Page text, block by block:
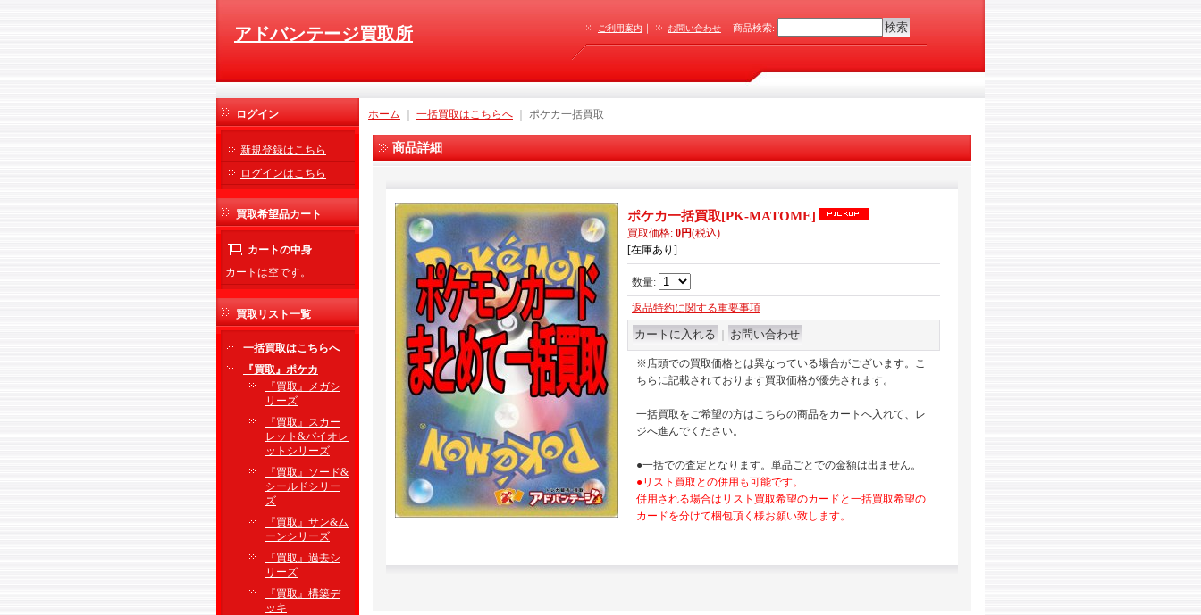
アドバンテージ買取所 ご利用案内 ｜ お問い合わせ 商品検索:
ログイン
新規登録はこちら
ログインはこちら
買取希望品カート
カートの中身
カートは空です。
買取リスト一覧
一括買取はこちらへ
『買取』ポケカ
『買取』メガシ
リーズ
『買取』スカー
レット&バイオレ
ットシリーズ
『買取』ソード&
シールドシリー
ズ
『買取』サン&ム
ーンシリーズ
『買取』過去シ
リーズ
『買取』構築デ
ッキ
ホーム 一括買取はこちらへ ポケカ一括買取
商品詳細
ポケカ一括買取[PK-MATOME]
買取価格: 0円(税込)
[在庫あり]
数量:
返品特約に関する重要事項
※店頭での買取価格とは異なっている場合がございます。こ
ちらに記載されております買取価格が優先されます。
一括買取をご希望の方はこちらの商品をカートへ入れて、レ
ジへ進んでください。
●一括での査定となります。単品ごとでの金額は出ません。
●リスト買取との併用も可能です。
併用される場合はリスト買取希望のカードと一括買取希望の
カードを分けて梱包頂く様お願い致します。